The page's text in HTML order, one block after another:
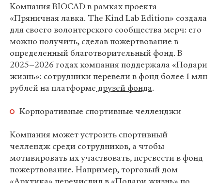
Компания BIOCAD в рамках проекта
«Пряничная лавка. The Kind Lab Edition» создала
для своего волонтерского сообщества мерч: его
можно получить, сделав пожертвование в
определенный благотворительный фонд. В
2025–2026 годах компания поддержала «Подари
жизнь»: сотрудники перевели в фонд более 1 млн
рублей на платформе друзей фонда.
Корпоративные спортивные челленджи
Компания может устроить спортивный
челлендж среди сотрудников, а чтобы
мотивировать их участвовать, перевести в фонд
пожертвование. Например, торговый дом